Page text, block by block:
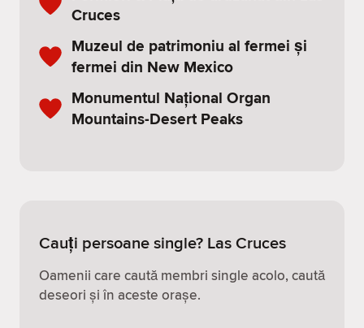
Cruces
Muzeul de patrimoniu al fermei și
fermei din New Mexico
Monumentul Național Organ
Mountains-Desert Peaks
Cauți persoane single? Las Cruces
Oamenii care caută membri single acolo, caută
deseori și în aceste orașe.